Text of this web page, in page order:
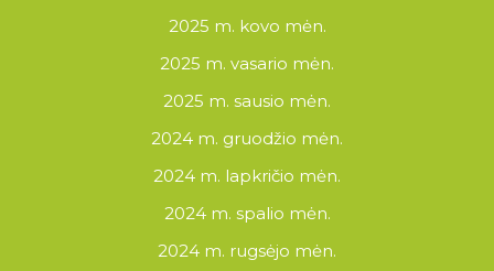
2025 m. kovo mėn.
2025 m. vasario mėn.
2025 m. sausio mėn.
2024 m. gruodžio mėn.
2024 m. lapkričio mėn.
2024 m. spalio mėn.
2024 m. rugsėjo mėn.